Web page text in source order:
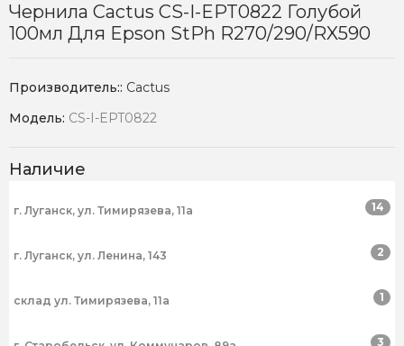
Чернила Cactus CS-I-EPT0822 Голубой
100мл Для Epson StPh R270/290/RX590
Производитель:: Cactus
Модель: CS-I-EPT0822
Наличие
г. Луганск, ул. Тимирязева, 11а 14
г. Луганск, ул. Ленина, 143 2
склад ул. Тимирязева, 11а 1
3